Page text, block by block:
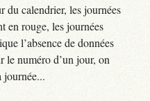
du calendrier, les journées
en rouge, les journées
l’absence de données
le numéro d’un jour, on
journée...